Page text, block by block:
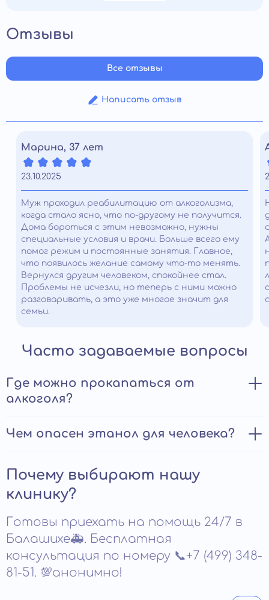
Отзывы
Написать отзыв
Все отзывы
Марина, 37 лет
23.10.2025
Муж проходил реабилитацию от алкоголизма,
когда стало ясно, что по-другому не получится.
Дома бороться с этим невозможно, нужны
специальные условия и врачи. Больше всего ему
помог режим и постоянные занятия. Главное,
что появилось желание самому что-то менять.
Вернулся другим человеком, спокойнее стал.
Проблемы не исчезли, но теперь с ними можно
разговаривать, а это уже многое значит для
семьи.
Часто задаваемые вопросы
Где можно прокапаться от
алкоголя?
Пройти процедуру детоксикации можно в условиях
стационара или на дому. В случаях тяжелого
интоксикации легкой и умеренной тяжести, если
состояние пациента не вызывает опасений,
отсутствуют противопоказания к инфузионной
условиях. Плюсы откапывания от алкоголя на дому:
не нужно тратить время на доставку больного в
клинику;
Чем опасен этанол для человека?
оказывает токсическое воздействие на все органы и
системы жизнедеятельности:
оказывает мутагенное влияние, является причиной
нарушения развития плода при беременности;
вызывает отравление клеток;
быстро вызывает привыкание, становится
Почему выбирают нашу
клинику?
Готовы приехать на помощь 24/7 в
Балашихе🚑. Бесплатная
консультация по номеру 📞+7 (499) 348-
81-51. 💯анонимно!